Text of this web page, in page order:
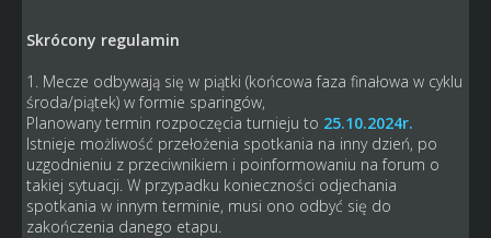
Skrócony regulamin
1. Mecze odbywają się w piątki (końcowa faza finałowa w cyklu
środa/piątek) w formie sparingów,
Planowany termin rozpoczęcia turnieju to 25.10.2024r.
Istnieje możliwość przełożenia spotkania na inny dzień, po
uzgodnieniu z przeciwnikiem i poinformowaniu na forum o
takiej sytuacji. W przypadku konieczności odjechania
spotkania w innym terminie, musi ono odbyć się do
zakończenia danego etapu.